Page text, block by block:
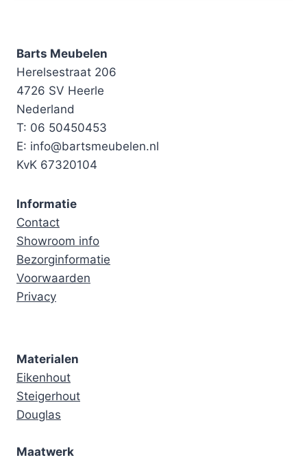
Barts Meubelen
Herelsestraat 206
4726 SV Heerle
Nederland
T: 06 50450453
E: info@bartsmeubelen.nl
KvK 67320104
Informatie
Contact
Showroom info
Bezorginformatie
Voorwaarden
Privacy
Materialen
Eikenhout
Steigerhout
Douglas
Maatwerk